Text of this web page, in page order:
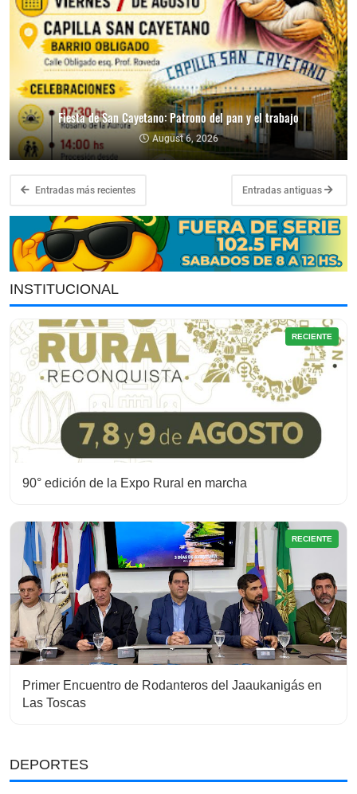
Fiesta de San Cayetano: Patrono del pan y el trabajo
August 6, 2026
Entradas más recientes Entradas antiguas
INSTITUCIONAL
RECIENTE
90° edición de la Expo Rural en marcha
RECIENTE
Primer Encuentro de Rodanteros del Jaaukanigás en
Las Toscas
DEPORTES